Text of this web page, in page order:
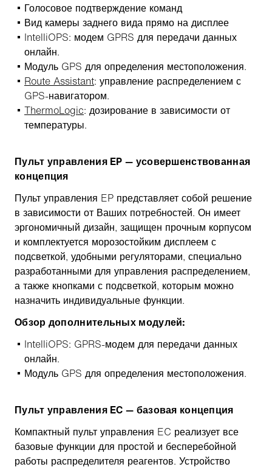
Голосовое подтверждение команд
Вид камеры заднего вида прямо на дисплее
IntelliOPS: модем GPRS для передачи данных
онлайн.
Модуль GPS для определения местоположения.
Route Assistant: управление распределением с
GPS-навигатором.
ThermoLogic: дозирование в зависимости от
температуры.
Пульт управления EP — усовершенствованная
концепция
Пульт управления EP представляет собой решение
в зависимости от Ваших потребностей. Он имеет
эргономичный дизайн, защищен прочным корпусом
и комплектуется морозостойким дисплеем с
подсветкой, удобными регуляторами, специально
разработанными для управления распределением,
а также кнопками с подсветкой, которым можно
назначить индивидуальные функции.
Обзор дополнительных модулей:
IntelliOPS: GPRS-модем для передачи данных
онлайн.
Модуль GPS для определения местоположения.
Пульт управления EC — базовая концепция
Компактный пульт управления EC реализует все
базовые функции для простой и бесперебойной
работы распределителя реагентов. Устройство